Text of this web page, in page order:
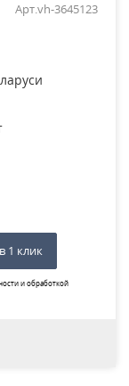
Арт.vh-3645123
1 клик
и обработкой